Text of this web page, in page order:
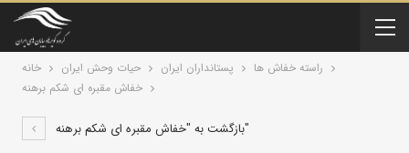
خانه حیات وحش ایران پستانداران ايران
راسته خفاش ها
خفاش مقبره‌ ای شکم‌ برهنه
بازگشت به "خفاش مقبره‌ ای شکم‌ برهنه"